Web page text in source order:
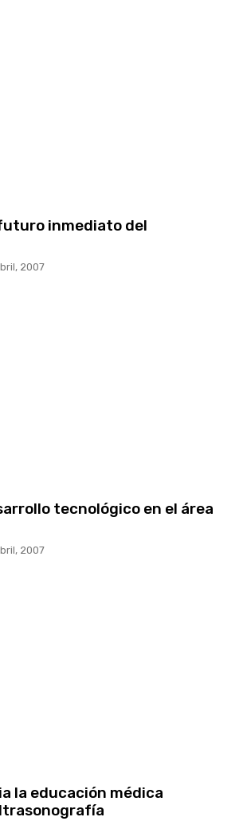
inmediato del
2007
tecnológico en el área
2007
la educación médica